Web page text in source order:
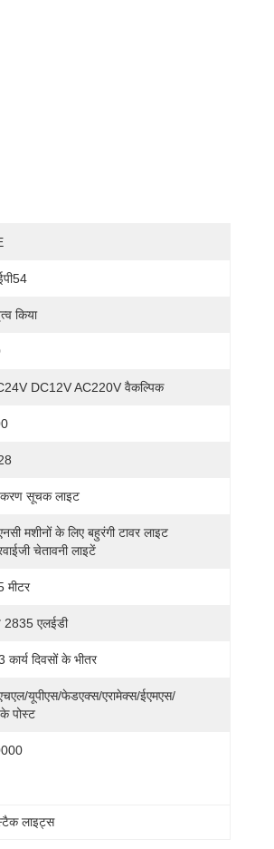
किया
DC12V AC220V वैकल्पिक
सूचक लाइट
मशीनों के लिए बहुरंगी टावर लाइट
चेतावनी लाइटें
मीटर
2835 एलईडी
कार्य दिवसों के भीतर
यूपीएस/फेडएक्स/एरामेक्स/ईएमएस/
पोस्ट
लाइट्स